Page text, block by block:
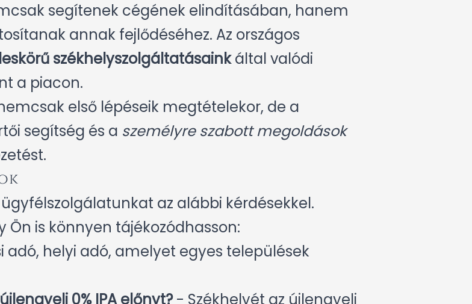
segítenek cégének elindításában, hanem
annak fejlődéséhez. Az országos
székhelyszolgáltatásainkáltal valódi
a piacon.
első lépéseik megtételekor, de a
segítség és a személyre szabott megoldások
az alábbi kérdésekkel.
is könnyen tájékozódhasson:
adó, helyi adó, amelyet egyes települések
0% IPA előnyt?- Székhelyét az újlengyeli